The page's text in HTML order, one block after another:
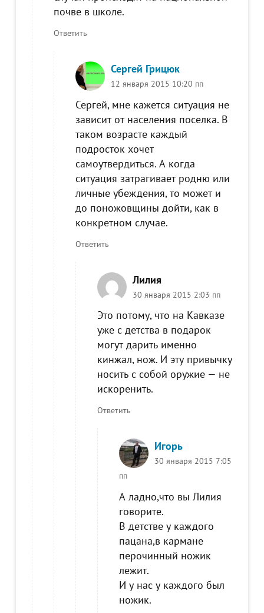
почве в школе.
Ответить
Сергей Грицюк
12 января 2015 10:20 пп
Сергей, мне кажется ситуация не
зависит от населения поселка. В
таком возрасте каждый
подросток хочет
самоутвердиться. А когда
ситуация затрагивает родню или
личные убеждения, то может и
до поножовщины дойти, как в
конкретном случае.
Ответить
Лилия
30 января 2015 2:03 пп
Это потому, что на Кавказе
уже с детства в подарок
могут дарить именно
кинжал, нож. И эту привычку
носить с собой оружие — не
искоренить.
Ответить
Игорь
30 января 2015 7:05
пп
А ладно,что вы Лилия
говорите.
В детстве у каждого
пацана,в кармане
перочинный ножик
лежит.
И у нас у каждого был
ножик.